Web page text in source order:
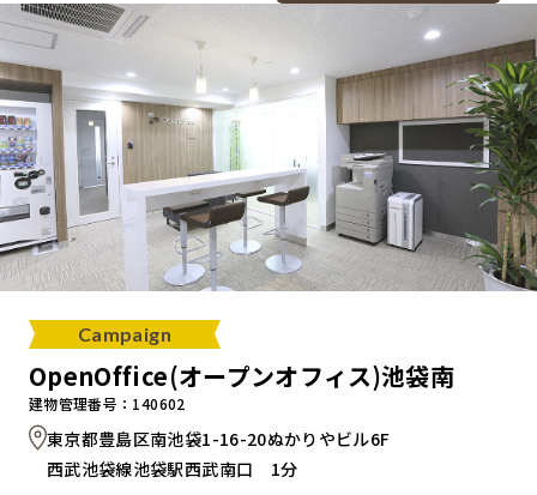
Campaign
OpenOffice(オープンオフィス)池袋南
建物管理番号：140602
東京都豊島区南池袋1-16-20ぬかりやビル6F
西武池袋線池袋駅西武南口 1分